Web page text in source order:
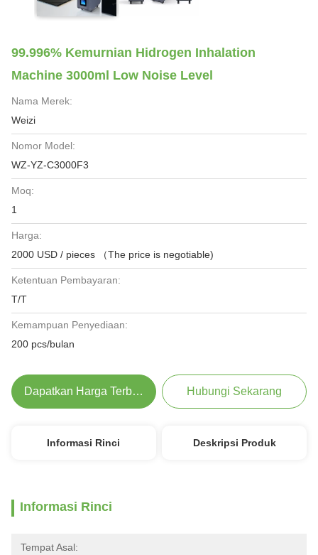
99.996% Kemurnian Hidrogen Inhalation
Machine 3000ml Low Noise Level
Nama Merek:
Weizi
Nomor Model:
WZ-YZ-C3000F3
Moq:
1
Harga:
2000 USD / pieces （The price is negotiable)
Ketentuan Pembayaran:
T/T
Kemampuan Penyediaan:
200 pcs/bulan
Dapatkan Harga Terbaik Hubungi Sekarang
Informasi Rinci Deskripsi Produk
Informasi Rinci
Tempat Asal: